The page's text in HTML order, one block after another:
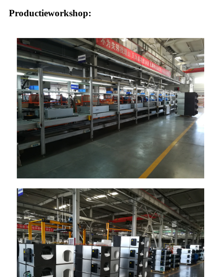
Productieworkshop: